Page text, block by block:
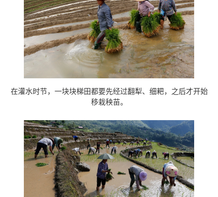
在灌水时节，一块块梯田都要先经过翻犁、细耙，之后才开始
移栽秧苗。